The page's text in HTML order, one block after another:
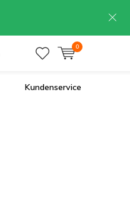
0
Kundenservice